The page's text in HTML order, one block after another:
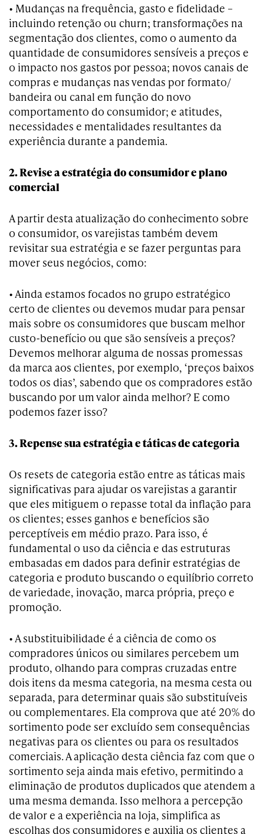
• Mudanças na frequência, gasto e fidelidade –
incluindo retenção ou churn; transformações na
segmentação dos clientes, como o aumento da
quantidade de consumidores sensíveis a preços e
o impacto nos gastos por pessoa; novos canais de
compras e mudanças nas vendas por formato/
bandeira ou canal em função do novo
comportamento do consumidor; e atitudes,
necessidades e mentalidades resultantes da
experiência durante a pandemia.
2. Revise a estratégia do consumidor e plano
comercial
A partir desta atualização do conhecimento sobre
o consumidor, os varejistas também devem
revisitar sua estratégia e se fazer perguntas para
mover seus negócios, como:
• Ainda estamos focados no grupo estratégico
certo de clientes ou devemos mudar para pensar
mais sobre os consumidores que buscam melhor
custo-benefício ou que são sensíveis a preços?
Devemos melhorar alguma de nossas promessas
da marca aos clientes, por exemplo, ‘preços baixos
todos os dias’, sabendo que os compradores estão
buscando por um valor ainda melhor? E como
podemos fazer isso?
3. Repense sua estratégia e táticas de categoria
Os resets de categoria estão entre as táticas mais
significativas para ajudar os varejistas a garantir
que eles mitiguem o repasse total da inflação para
os clientes; esses ganhos e benefícios são
perceptíveis em médio prazo. Para isso, é
fundamental o uso da ciência e das estruturas
embasadas em dados para definir estratégias de
categoria e produto buscando o equilíbrio correto
de variedade, inovação, marca própria, preço e
promoção.
• A substituibilidade é a ciência de como os
compradores únicos ou similares percebem um
produto, olhando para compras cruzadas entre
dois itens da mesma categoria, na mesma cesta ou
separada, para determinar quais são substituíveis
ou complementares. Ela comprova que até 20% do
sortimento pode ser excluído sem consequências
negativas para os clientes ou para os resultados
comerciais. A aplicação desta ciência faz com que o
sortimento seja ainda mais efetivo, permitindo a
eliminação de produtos duplicados que atendem a
uma mesma demanda. Isso melhora a percepção
de valor e a experiência na loja, simplifica as
escolhas dos consumidores e auxilia os clientes a